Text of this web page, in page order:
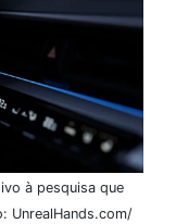
à pesquisa que
UnrealHands.com/